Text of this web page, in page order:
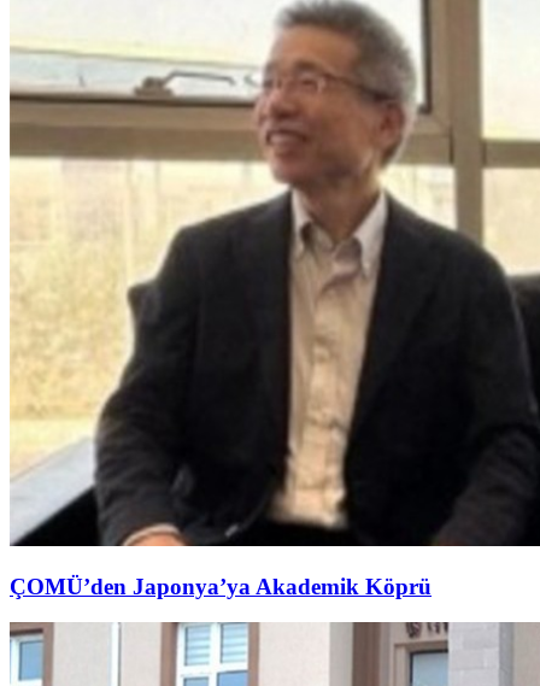
ÇOMÜ’den Japonya’ya Akademik Köprü